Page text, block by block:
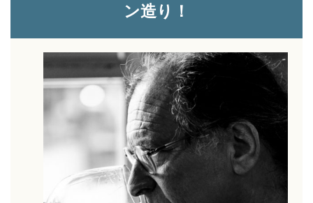
ン造り！